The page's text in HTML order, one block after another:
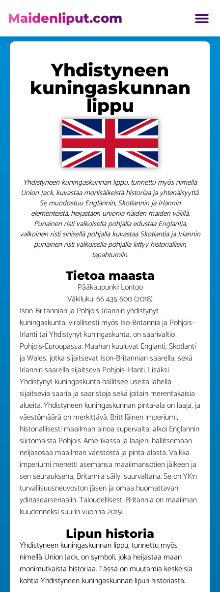
Maidenliput.com
Yhdistyneen
kuningaskunnan
lippu
Yhdistyneen kuningaskunnan lippu, tunnettu myös nimellä
Union Jack, kuvastaa monisäikeistä historiaa ja yhtenäisyyttä.
Se muodostuu Englannin, Skotlannin ja Irlannin
elementeistä, heijastaen unionia näiden maiden välillä.
Punainen risti valkoisella pohjalla edustaa Englantia,
valkoinen risti sinisellä pohjalla kuvastaa Skotlantia ja Irlannin
punainen risti valkoisella pohjalla liittyy historiallisiin
tapahtumiin.
Tietoa maasta
Pääkaupunki: Lontoo
Väkiluku: 66 435 600 (2018)
Ison-Britannian ja Pohjois-Irlannin yhdistynyt
kuningaskunta, virallisesti myös Iso-Britannia ja Pohjois-
Irlanti tai Yhdistynyt kuningaskunta, on saarivaltio
Pohjois-Euroopassa. Maahan kuuluvat Englanti, Skotlanti
ja Wales, jotka sijaitsevat Ison-Britannian saarella, sekä
Irlannin saarella sijaitseva Pohjois-Irlanti. Lisäksi
Yhdistynyt kuningaskunta hallitsee useita lähellä
sijaitsevia saaria ja saaristoja sekä joitain merentakaisia
alueita. Yhdistyneen kuningaskunnan pinta-ala on laaja, ja
väestömäärä on merkittävä. Brittiläinen imperiumi,
historiallisesti maailman ainoa supervalta, alkoi Englannin
siirtomaista Pohjois-Amerikassa ja laajeni hallitsemaan
neljäsosaa maailman väestöstä ja pinta-alasta. Vaikka
imperiumi menetti asemansa maailmansotien jälkeen ja
sen seurauksena, Britannia säilyi suurvaltana. Se on YK:n
turvallisuusneuvoston jäsen ja omaa huomattavan
ydinasearsenaalin. Taloudellisesti Britannia on maailman
kuudenneksi suurin vuonna 2019.
Lipun historia
Yhdistyneen kuningaskunnan lippu, tunnettu myös
nimellä Union Jack, on symboli, joka heijastaa maan
monimutkaista historiaa. Tässä on muutamia keskeisiä
kohtia Yhdistyneen kuningaskunnan lipun historiasta: